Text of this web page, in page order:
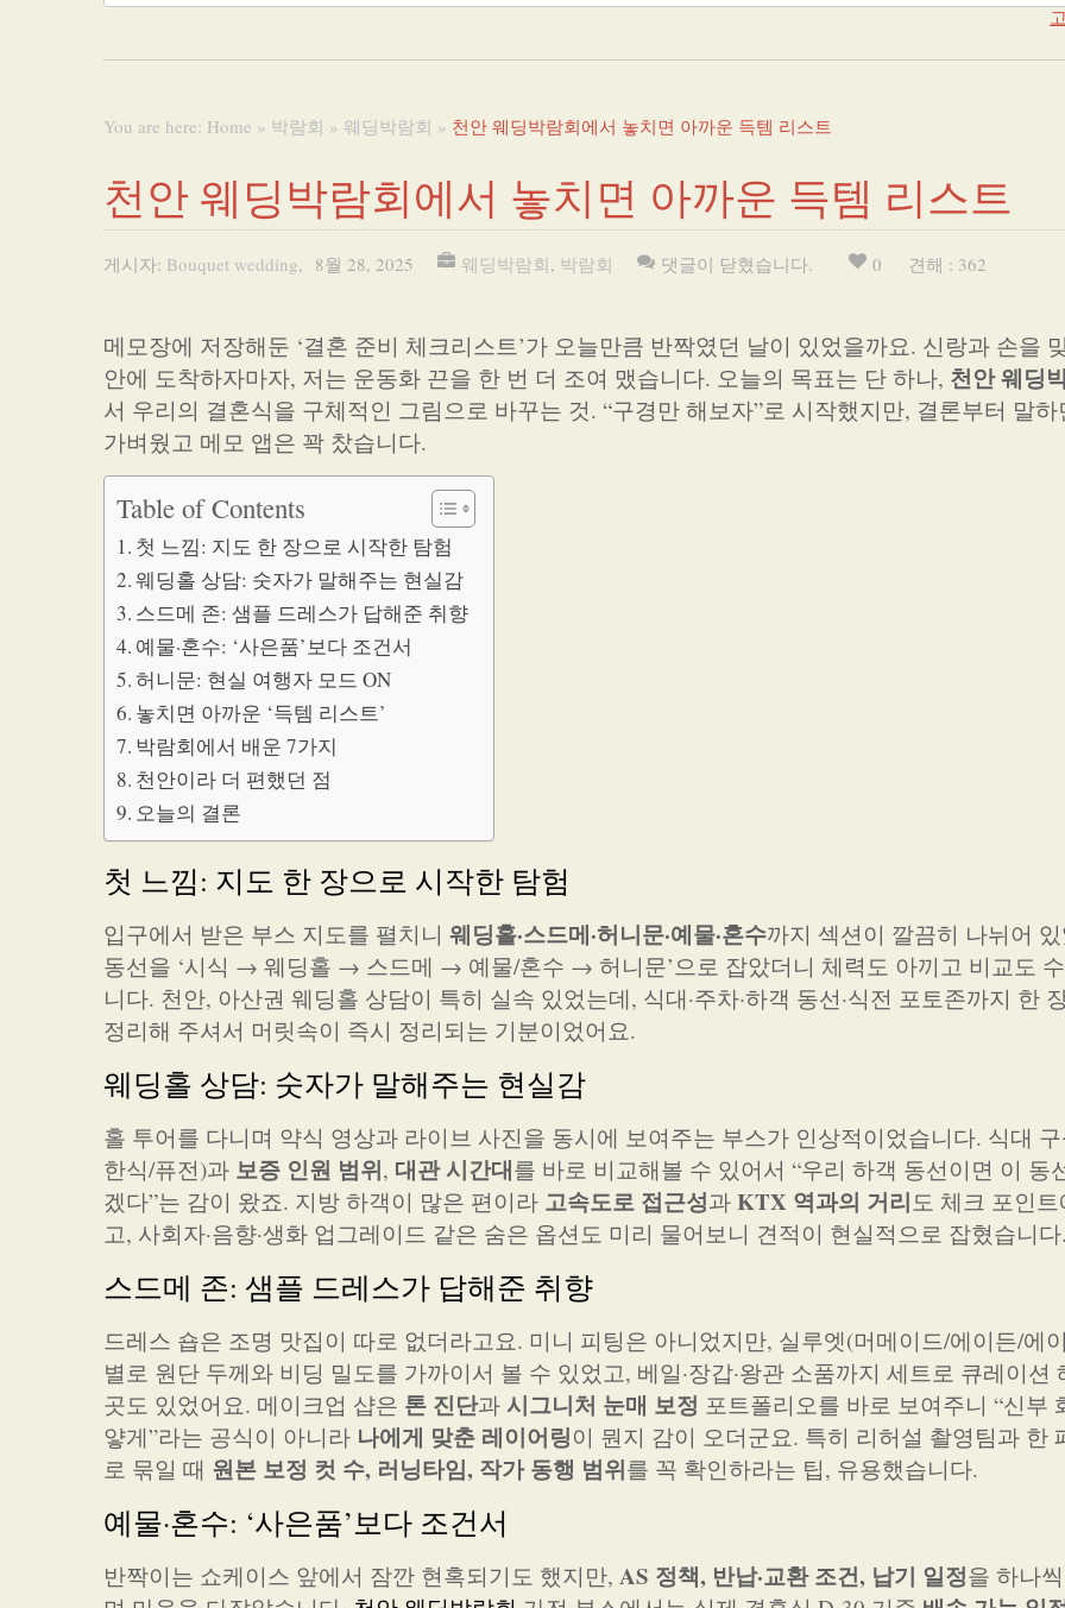
You are here: Home » 박람회 » 웨딩박람회 » 천안 웨딩박람회에서 놓치면 아까운 득템 리스트
천안 웨딩박람회에서 놓치면 아까운 득템 리스트
게시자: Bouquet wedding, 8월 28, 2025 웨딩박람회, 박람회 댓글이 닫혔습니다. 0 견해 : 362
메모장에 저장해둔 ‘결혼 준비 체크리스트’가 오늘만큼 반짝였던 날이 있었을까요. 신랑과 손을
안에 도착하자마자, 저는 운동화 끈을 한 번 더 조여 맸습니다. 오늘의 목표는 단 하나, 천안 웨딩
서 우리의 결혼식을 구체적인 그림으로 바꾸는 것. “구경만 해보자”로 시작했지만, 결론부터 말하
가벼웠고 메모 앱은 꽉 찼습니다.
Table of Contents
첫 느낌: 지도 한 장으로 시작한 탐험
웨딩홀 상담: 숫자가 말해주는 현실감
스드메 존: 샘플 드레스가 답해준 취향
예물·혼수: ‘사은품’보다 조건서
허니문: 현실 여행자 모드 ON
놓치면 아까운 ‘득템 리스트’
박람회에서 배운 7가지
천안이라 더 편했던 점
오늘의 결론
첫 느낌: 지도 한 장으로 시작한 탐험
입구에서 받은 부스 지도를 펼치니 웨딩홀·스드메·허니문·예물·혼수까지 섹션이 깔끔히 나뉘어
동선을 ‘시식 → 웨딩홀 → 스드메 → 예물/혼수 → 허니문’으로 잡았더니 체력도 아끼고 비교도
니다. 천안, 아산권 웨딩홀 상담이 특히 실속 있었는데, 식대·주차·하객 동선·식전 포토존까지 한
정리해 주셔서 머릿속이 즉시 정리되는 기분이었어요.
웨딩홀 상담: 숫자가 말해주는 현실감
홀 투어를 다니며 약식 영상과 라이브 사진을 동시에 보여주는 부스가 인상적이었습니다. 식대
한식/퓨전)과 보증 인원 범위, 대관 시간대를 바로 비교해볼 수 있어서 “우리 하객 동선이면 이 동
겠다”는 감이 왔죠. 지방 하객이 많은 편이라 고속도로 접근성과 KTX 역과의 거리도 체크 포인
고, 사회자·음향·생화 업그레이드 같은 숨은 옵션도 미리 물어보니 견적이 현실적으로 잡혔습니
스드메 존: 샘플 드레스가 답해준 취향
드레스 숍은 조명 맛집이 따로 없더라고요. 미니 피팅은 아니었지만, 실루엣(머메이드/에이든/에
별로 원단 두께와 비딩 밀도를 가까이서 볼 수 있었고, 베일·장갑·왕관 소품까지 세트로 큐레이션
곳도 있었어요. 메이크업 샵은 톤 진단과 시그니처 눈매 보정 포트폴리오를 바로 보여주니 “신부
얗게”라는 공식이 아니라 나에게 맞춘 레이어링이 뭔지 감이 오더군요. 특히 리허설 촬영팀과 한
로 묶일 때 원본 보정 컷 수, 러닝타임, 작가 동행 범위를 꼭 확인하라는 팁, 유용했습니다.
예물·혼수: ‘사은품’보다 조건서
반짝이는 쇼케이스 앞에서 잠깐 현혹되기도 했지만, AS 정책, 반납·교환 조건, 납기 일정을 하나